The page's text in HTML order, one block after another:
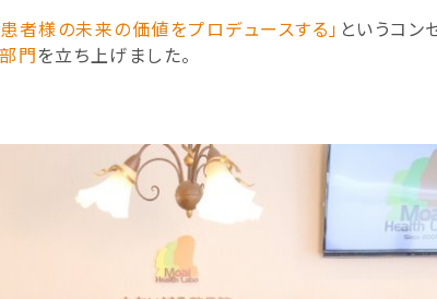
患者様の未来の価値をプロデュースする」 というコン
門を立ち上げました。